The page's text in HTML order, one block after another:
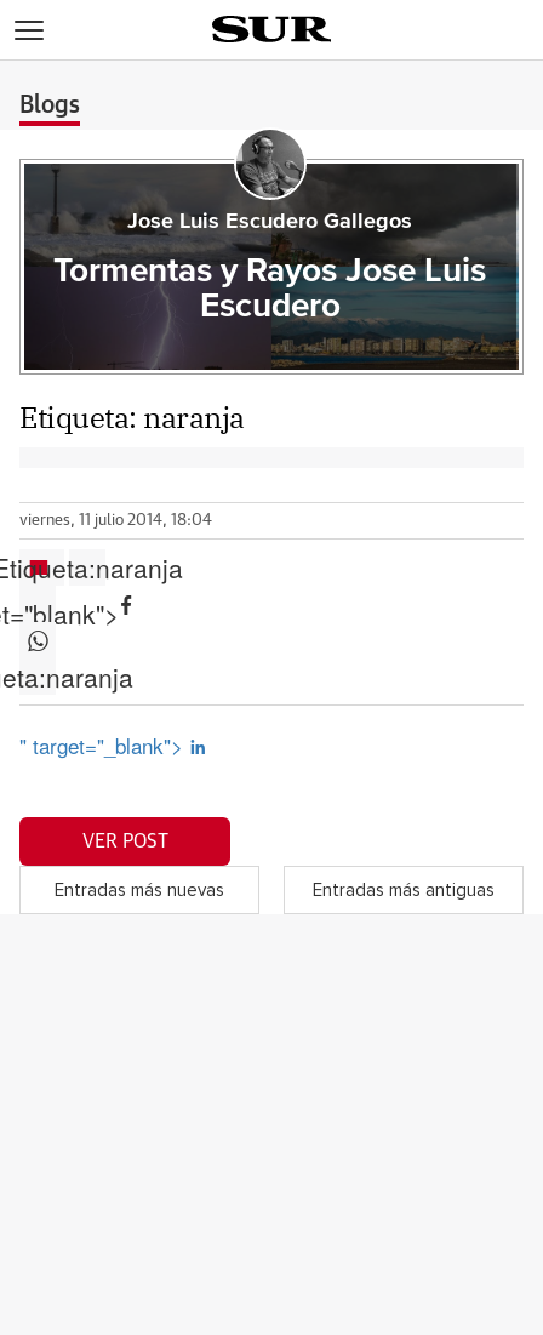
Blogs
Jose Luis Escudero Gallegos
Tormentas y Rayos Jose Luis
Escudero
Etiqueta: naranja
viernes, 11 julio 2014, 18:04
naranja
naranja
" target="_blank">
VER POST
Entradas más nuevas Entradas más antiguas